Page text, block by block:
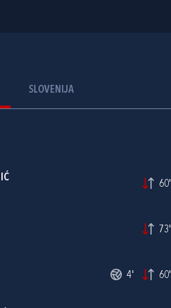
SLOVENIJA
60'
73'
4' 60'